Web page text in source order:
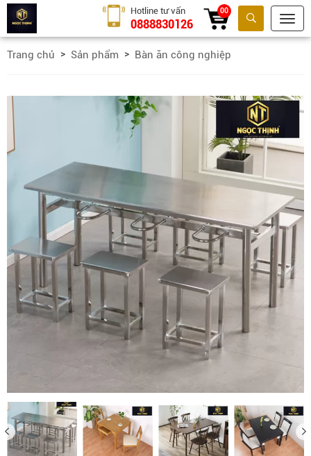
Tìm kiếm
Hotline tư vấn
0888830126
00
Trang chủ Sản phẩm Bàn ăn công nghiệp